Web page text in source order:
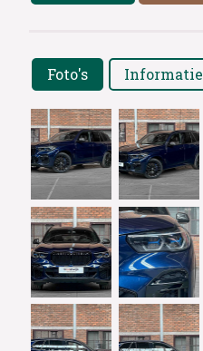
Foto's Informatie